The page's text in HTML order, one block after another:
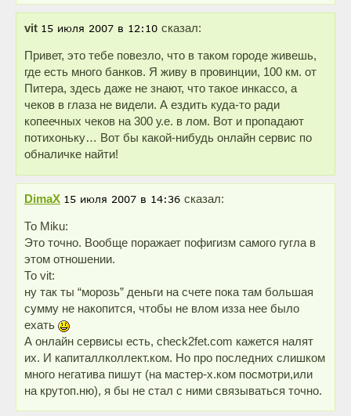
vit сказал:
Привет, это тебе повезло, что в таком городе живешь,
где есть много банков. Я живу в провинции, 100 км. от
Питера, здесь даже не знают, что такое инкассо, а
чеков в глаза не видели. А ездить куда-то ради
копеечных чеков на 300 у.е. в лом. Вот и пропадают
потихоньку… Вот бы какой-нибудь онлайн сервис по
обналичке найти!
DimaX сказал:
То Miku:
Это точно. Вообще поражает пофигизм самого гугла в
этом отношении.
То vit:
ну так ты “морозь” деньги на счете пока там большая
сумму не накопится, чтобы не влом изза нее было
ехать
А онлайн сервисы есть, check2fet.com кажется налят
их. И капиталлколлект.ком. Но про последних слишком
много негатива пишут (на мастер-х.ком посмотри,или
на крутоп.ню), я бы не стал с ними связываться точно.